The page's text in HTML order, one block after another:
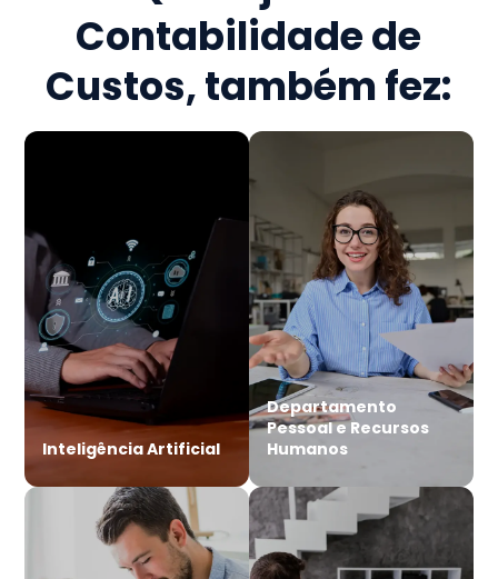
Contabilidade de
Custos, também fez:
Inteligência Artificial
Departamento
Pessoal e Recursos
Humanos